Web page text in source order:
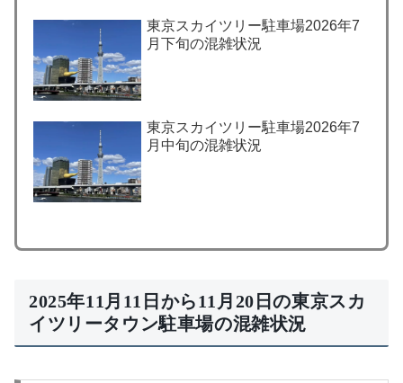
東京スカイツリー駐車場2026年7
月下旬の混雑状況
東京スカイツリー駐車場2026年7
月中旬の混雑状況
2025年11月11日から11月20日の東京スカ
イツリータウン駐車場の混雑状況